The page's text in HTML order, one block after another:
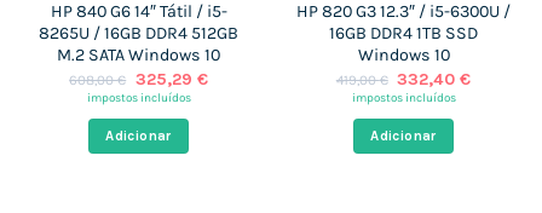
HP 840 G6 14″ Tátil / i5-
8265U / 16GB DDR4 512GB
M.2 SATA Windows 10
608,00€ O
preço
era:
608,00 €.
325,29 €O
impostos incluídos
Adicionar
HP 820 G3 12.3″ / i5-6300U /
16GB DDR4 1TB SSD
Windows 10
419,00€ O
preço
era:
419,00 €.
332,40€O
impostos incluídos
Adicionar